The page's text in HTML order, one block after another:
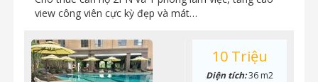
view công viên cực kỳ đẹp và mát…
10 Triệu
Diện tích:36 m2